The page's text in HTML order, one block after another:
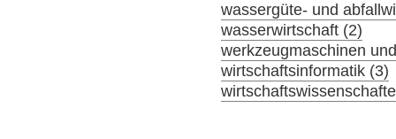
wassergüte- und
wasserwirtschaft (2)
werkzeugmaschinen
wirtschaftsinformatik (3)